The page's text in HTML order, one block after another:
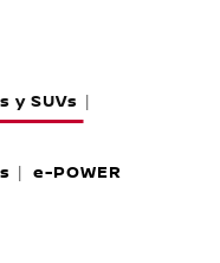
y SUVs |
| e-POWER